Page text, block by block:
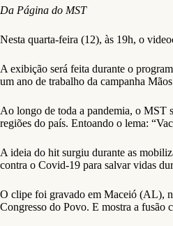
Da Página do MST
Nesta quarta-feira (12), às 19h, o
A exibição será feita durante o
um ano de trabalho da campanha
Ao longo de toda a pandemia, o MST
regiões do país. Entoando o lema:
A ideia do hit surgiu durante as
contra o Covid-19 para salvar vidas
O clipe foi gravado em Maceió (AL),
Congresso do Povo. E mostra a fusão